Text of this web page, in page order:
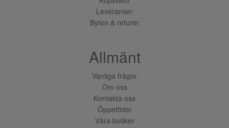
Leveranser
Byten & returer
Allmänt
Vanliga frågor
Om oss
Kontakta oss
Öppettider
Våra butiker